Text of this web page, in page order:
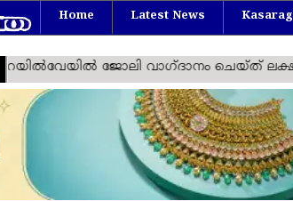
Home Latest News